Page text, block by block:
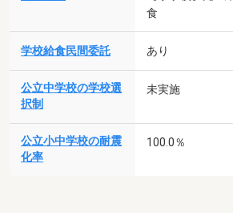
食
学校給食民間委託 あり
公立中学校の学校選
択制
未実施
公立小中学校の耐震
化率
100.0％